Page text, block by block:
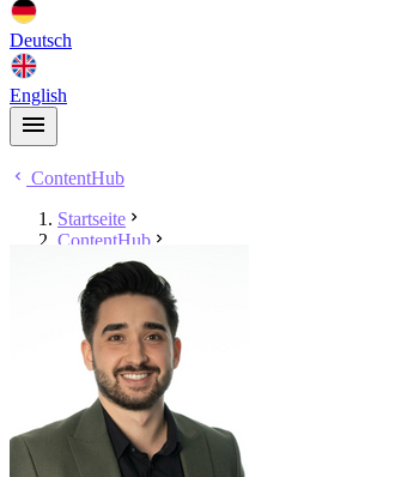
Deutsch
English
ContentHub
Startseite
ContentHub
Mert Sahin